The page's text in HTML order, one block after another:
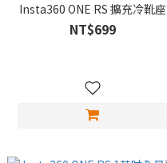
Insta360 ONE RS 擴充冷靴座
NT$699